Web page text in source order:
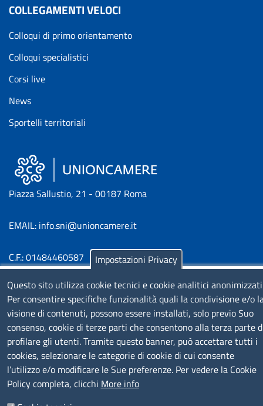
COLLEGAMENTI VELOCI
Colloqui di primo orientamento
Colloqui specialistici
Corsi live
News
Sportelli territoriali
Piazza Sallustio, 21 - 00187 Roma
EMAIL: info.sni@unioncamere.it
C.F.: 01484460587
P.Iva: 01000211001
SERVIZIO REALIZZATO DA
Impostazioni Privacy
Questo sito utilizza cookie tecnici e cookie analitici
Per consentire specifiche funzionalità quali la condivisione e/o
visione di contenuti, possono essere installati, solo previo Suo
consenso, cookie di terze parti che consentono alla terza parte
profilare gli utenti. Tramite questo banner, può accettare tutti i
cookies, selezionare le categorie di cookie di cui consente
l’utilizzo e/o modificare le Sue preferenze. Per vedere la Cookie
Policy completa, clicchi More info